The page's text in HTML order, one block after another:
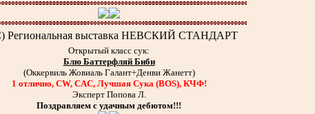
Региональная выставка НЕВСКИЙ СТАНДАРТ
Открытый класс сук:
Блю Баттерфляй Биби
(Оккервиль Жовиаль Галант+Денви Жанетт)
1 отлично, CW, CAC, Лучшая Сука (BOS), КЧФ!
Эксперт Попова Л.
Поздравляем с удачным дебютом!!!